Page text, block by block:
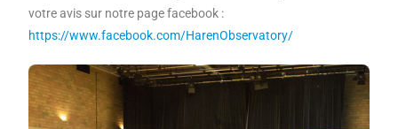
votre avis sur notre page facebook :
https://www.facebook.com/HarenObservatory/